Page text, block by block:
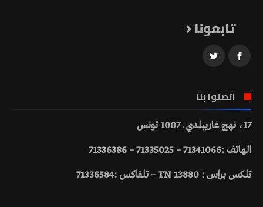
تابعونا
اتصلوا بنا
17، نهج غاريبلدي ـ 1007 تونس
الهاتف :71341066 – 71335025 – 71336386
تلكس براس : 13880 TN – تلفاكس :71336584